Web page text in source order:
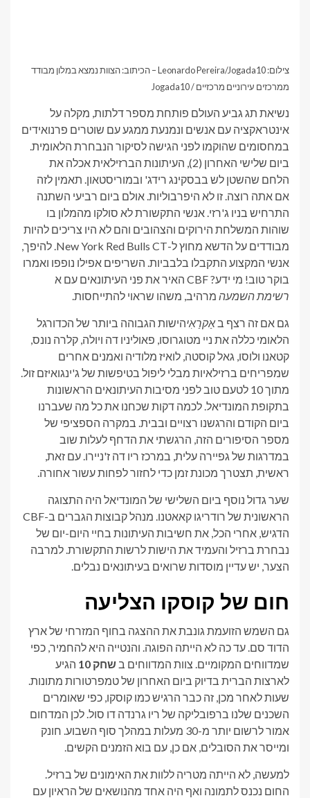
צילום: Leonardo Pereira/Jogada10 – הכיתוב: הצוות נמצא במלון מבודד
ממרכזים עירוניים מרכזיים / Jogada10
נשיאת תג גביע העולם פותחת מספר דלתות, מקלה על
אינטראקציה עם אנשים ונמנעת ממגע עם שוטרים פרנואידים
במחסומים שהוקמו לפני הגישה לסיקור הנבחרת הלאומית.
ביום שלישי האחרון (2), העיתונות הברזילאית אכלה את
הלחם שהשטן לש בבסקינג רידג' ובמוריסטאון. תאמין לזה
אם אתה רוצה. זו לא היפרבוליות. אולם ביום רביעי השתנה
התרחיש בניו ג'רזי. אנשי התקשורת לא סולקו מהמלון בו
שוהות המשלחת הירוקים והצהובים והם לא היו צריכים להיות
מבודדים על הדשא מחוץ ל-New York Red Bulls CT. להיפך,
אנשי המקצוע התקבלו בלבביות. השריפים אפילו נופפו ואמרו
בוקר טוב! מי ידע? CBF האיר את פני העיתונאים עם א
רשימת השמעה מרהיב, משהו שראוי להתייחסות.
גם אם זה רצף באַקרַאִיהישות הגבוהה ביותר של הכדורגל
הלאומי כללה את ניי מטוגרוסו, פאוליניו דה ויולה, קלרה נונס,
קטאנו ולוסו, גאל קוסטה, לואיז מלודיה ואמנים אחרים
שמפריחים ברזילאיות מבלי ליפול בטיפשות של ג'ינגואיזם זול.
מתוך 10 לטעם טוב לפני מסיבות העיתונאים הראשונות
בתקופת המונדיאל. לכמה דקות שכחנו את כל מה שעברנו
ביום הקודם והרגשנו רצויים ובבית. במקרה הספציפי של
מספר הסיפורים הזה, הרגשתי את הדחף לעלות שוב
במדרגות של גפיירה עלית, במרכז ריו דה ז'ניירו. עם זאת,
ראשית, תצטרך מכונת זמן כדי לחזור לפחות עשור אחורה.
שער גדול נוסף ביום השלישי של המונדיאל היה התצוגה
הראשונית של רודריגו קאאטנו. מנהל קבוצות הגברים ב-CBF
הדגיש, אחרי הכל, את חשיבות העיתונות בחיי היום-יום של
נבחרת ברזיל והעמיד את הישות לרשות התקשורת. למרבה
הצער, יש עדיין מוסדות שרואים בעיתונאים נבלים.
חום של קוסקו הצליעה
גם השמש הזועמת גונבת את ההצגה בחוף המזרחי של ארץ
הדוד סם. עד כה לא הייתה הפוגה. והנטייה היא להחמיר, כפי
שמדווחים המקומיים. צוות המדווחים ב שחק 10
הגיע
לארצות הברית בדיוק ביום האחרון של טמפרטורות מתונות.
שעות לאחר מכן, זה כבר הרגיש כמו קוסקו, כפי שאומרים
השכנים שלנו ברפובליקה של ריו גרנדה דו סול. לכן המדחום
אמור לרשום יותר מ-30 מעלות במהלך סוף השבוע. חונק
ומייסר את הסובלים, אם כן, עם בוא הזמנים הקשים.
למעשה, לא הייתה מטריה ללוות את האימונים של ברזיל.
החום נכנס לתמונה ואף היה אחד מהנושאים של הראיון עם